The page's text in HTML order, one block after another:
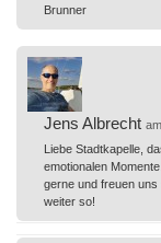
Brunner
Jens Albrecht
Liebe Stadtkapelle,
emotionalen
gerne und freuen
weiter so!